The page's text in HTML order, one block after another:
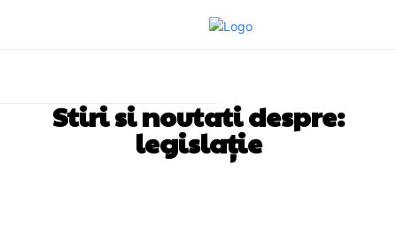
Stiri si noutati despre:
legislație